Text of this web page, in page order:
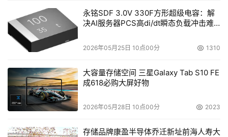
选择热门专业,但发现并不适合自己或是对专业学习兴趣低,
学习起来会非常痛苦。
志愿填报其实是一项非常复杂的工程,全国有近2800所院校
报时间内去各大网站查询费时费力,信息收集非常困难,并且
考生及家长不知道如何基于高考分数、历史招录数据以及最
新招录信息来预估被录取的概率,因而,适当地借助一些信息
永铭SDF 3.0V 330F方形超级电容：解
决AI服务器PCS高di/dt瞬态负载冲击难
2026年05月25日 10点00分 1310
大容量存储空间 三星Galaxy Tab S10 FE
成618必购大屏好物
2026年05月28日 10点00分 2023
存储品牌康盈半导体乔迁新址前海人寿大